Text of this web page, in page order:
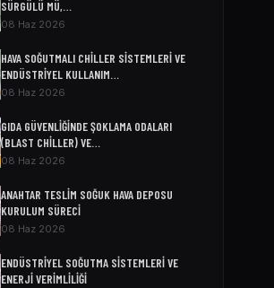
SÜRGÜLÜ MÜ,…
08 Haz 2026
HAVA SOĞUTMALI CHILLER SISTEMLERI VE
ENDÜSTRIYEL KULLANIM…
08 Haz 2026
GIDA GÜVENLIĞINDE ŞOKLAMA ODALARI
(BLAST CHILLER) VE…
08 Haz 2026
ANAHTAR TESLIM SOĞUK HAVA DEPOSU
KURULUM SÜRECI
08 Haz 2026
ENDÜSTRIYEL SOĞUTMA SISTEMLERI VE
ENERJI VERIMLILIĞI